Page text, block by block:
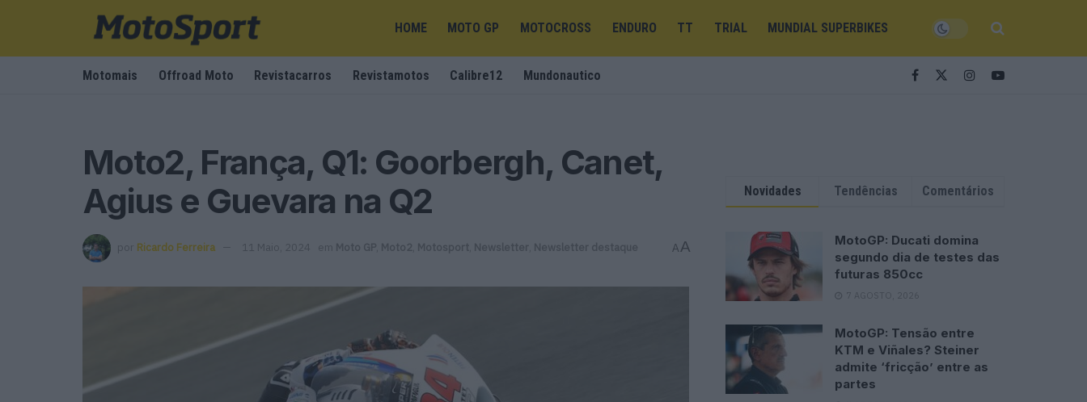
HOME MOTO GP MOTOCROSS ENDURO TT TRIAL MUNDIAL SUPERBIKES
Motomais Offroad Moto Revistacarros Revistamotos Calibre12 Mundonautico
Moto2, França, Q1: Goorbergh, Canet,
Agius e Guevara na Q2
por Ricardo Ferreira 11 Maio, 2024 em Moto GP Moto2 Motosport Newsletter Newsletter destaque AA
Novidades Tendências Comentários
MotoGP: Ducati domina
segundo dia de testes das
futuras 850cc
7 AGOSTO, 2026
MotoGP: Tensão entre
KTM e Viñales? Steiner
admite ‘fricção’ entre as
partes